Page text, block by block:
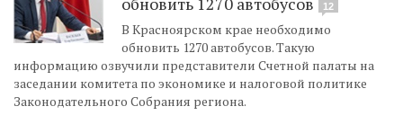
12
В Красноярском крае необходимо
обновить 1270 автобусов. Такую
информацию озвучили представители Счетной палаты на
заседании комитета по экономике и налоговой политике
Законодательного Собрания региона.